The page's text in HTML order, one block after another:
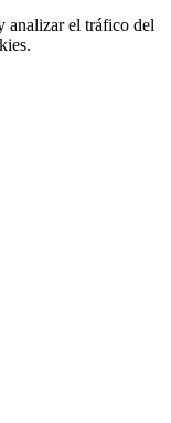
analizar el tráfico del